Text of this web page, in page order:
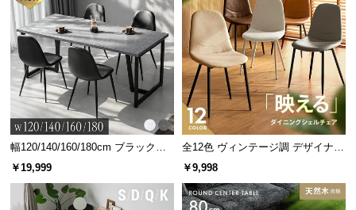
幅120/140/160/180cm ブラックフ
レーム ダイニング 大理石調 4人掛
￥19,999
全12色 ヴィンテージ調 デザイナー
ズシェルチェア
￥9,998